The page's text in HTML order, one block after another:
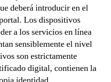
deberá introducir en el
Los dispositivos
a los servicios en línea
sensiblemente el nivel
son estrictamente
digital, contienen la